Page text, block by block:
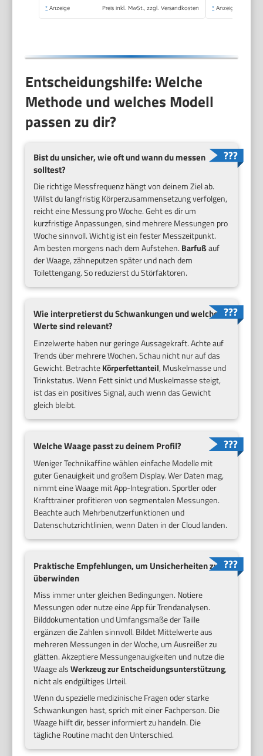
* Anzeige Preis inkl. MwSt., zzgl. Versandkosten * Anzeige
Entscheidungshilfe: Welche
Methode und welches Modell
passen zu dir?
Bist du unsicher, wie oft und wann du messen
solltest?
Die richtige Messfrequenz hängt von deinem Ziel ab.
Willst du langfristig Körperzusammensetzung verfolgen,
reicht eine Messung pro Woche. Geht es dir um
kurzfristige Anpassungen, sind mehrere Messungen pro
Woche sinnvoll. Wichtig ist ein fester Messzeitpunkt.
Am besten morgens nach dem Aufstehen. Barfußauf
der Waage, zähneputzen später und nach dem
Toilettengang. So reduzierst du Störfaktoren.
Wie interpretierst du Schwankungen und welche
Werte sind relevant?
Einzelwerte haben nur geringe Aussagekraft. Achte auf
Trends über mehrere Wochen. Schau nicht nur auf das
Gewicht. BetrachteKörperfettanteil, Muskelmasse und
Trinkstatus. Wenn Fett sinkt und Muskelmasse steigt,
ist das ein positives Signal, auch wenn das Gewicht
gleich bleibt.
Welche Waage passt zu deinem Profil?
Weniger Technikaffine wählen einfache Modelle mit
guter Genauigkeit und großem Display. Wer Daten mag,
nimmt eine Waage mit App-Integration. Sportler oder
Krafttrainer profitieren von segmentalen Messungen.
Beachte auch Mehrbenutzerfunktionen und
Datenschutzrichtlinien, wenn Daten in der Cloud landen.
Praktische Empfehlungen, um Unsicherheiten zu
überwinden
Miss immer unter gleichen Bedingungen. Notiere
Messungen oder nutze eine App für Trendanalysen.
Bilddokumentation und Umfangsmaße der Taille
ergänzen die Zahlen sinnvoll. Bildet Mittelwerte aus
mehreren Messungen in der Woche, um Ausreißer zu
glätten. Akzeptiere Messungenauigkeiten und nutze die
Waage alsWerkzeug zur Entscheidungsunterstützung,
nicht als endgültiges Urteil.
Wenn du spezielle medizinische Fragen oder starke
Schwankungen hast, sprich mit einer Fachperson. Die
Waage hilft dir, besser informiert zu handeln. Die
tägliche Routine macht den Unterschied.